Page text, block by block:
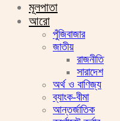
মূলপাতা
আরো
পুঁজিবাজার
জাতীয়
রাজনীতি
সারাদেশ
অর্থ ও বাণিজ্য
ব্যাংক-বীমা
আন্তর্জাতিক